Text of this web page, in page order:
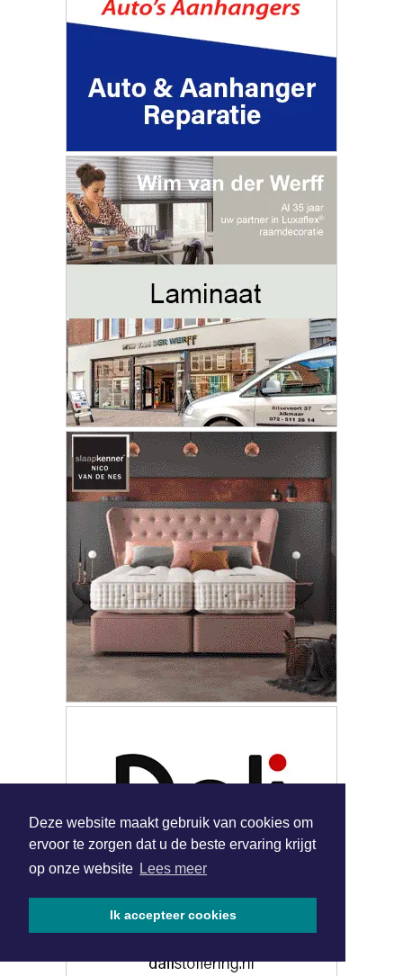
Deze website maakt gebruik van cookies om
ervoor te zorgen dat u de beste ervaring krijgt
op onze website Lees meer
Ik accepteer cookies